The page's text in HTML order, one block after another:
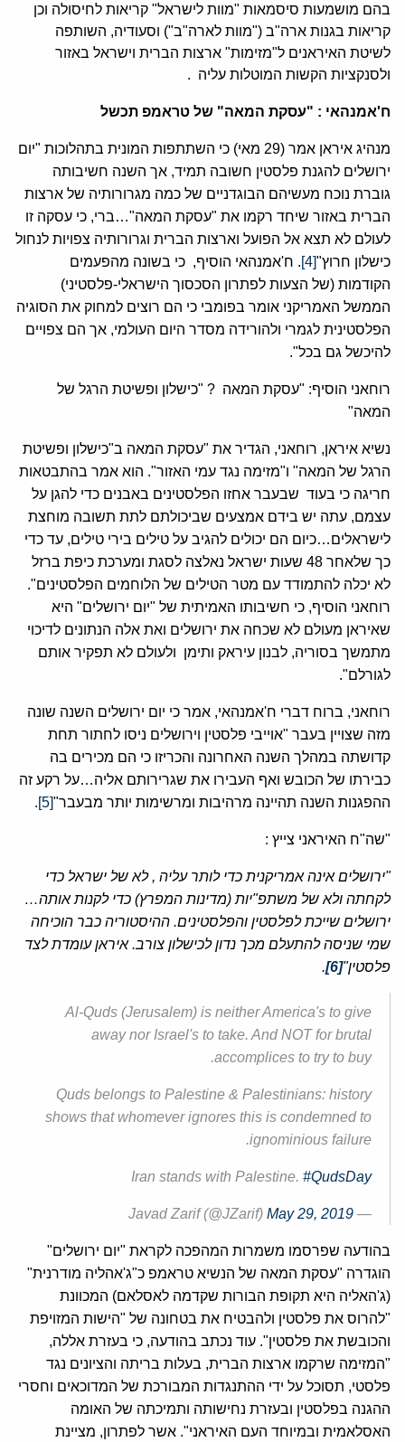
בהם מושמעות סיסמאות "מוות לישראל" קריאות לחיסולה וכן
קריאות בגנות ארה"ב ("מוות לארה"ב") וסעודיה, השותפה
לשיטת האיראנים ל"מזימות" ארצות הברית וישראל באזור
ולסנקציות הקשות המוטלות עליה .
ח'אמנהאי : "עסקת המאה" של טראמפ תכשל
מנהיג איראן אמר (29 מאי) כי השתתפות המונית בתהלוכות "יום
ירושלים להגנת פלסטין חשובה תמיד, אך השנה חשיבותה
גוברת נוכח מעשיהם הבוגדניים של כמה מגרורותיה של ארצות
הברית באזור שיחד רקמו את "עסקת המאה"…ברי, כי עסקה זו
לעולם לא תצא אל הפועל וארצות הברית וגרורותיה צפויות לנחול
כישלון חרוץ"[4]
. ח'אמנהאי הוסיף, כי בשונה מהפעמים
הקודמות (של הצעות לפתרון הסכסוך הישראלי-פלסטיני)
הממשל האמריקני אומר בפומבי כי הם רוצים למחוק את הסוגיה
הפלסטינית לגמרי ולהורידה מסדר היום העולמי, אך הם צפויים
להיכשל גם בכל".
רוחאני הוסיף: "עסקת המאה ? "כישלון ופשיטת הרגל של
המאה"
נשיא איראן, רוחאני, הגדיר את "עסקת המאה ב"כישלון ופשיטת
הרגל של המאה" ו"מזימה נגד עמי האזור". הוא אמר בהתבטאות
חריגה כי בעוד שבעבר אחזו הפלסטינים באבנים כדי להגן על
עצמם, עתה יש בידם אמצעים שביכולתם לתת תשובה מוחצת
לישראלים…כיום הם יכולים להגיב על טילים בירי טילים, עד כדי
כך שלאחר 48 שעות ישראל נאלצה לסגת ומערכת כיפת ברזל
לא יכלה להתמודד עם מטר הטילים של הלוחמים הפלסטינים".
רוחאני הוסיף, כי חשיבותו האמיתית של "יום ירושלים" היא
שאיראן מעולם לא שכחה את ירושלים ואת אלה הנתונים לדיכוי
מתמשך בסוריה, לבנון עיראק ותימן ולעולם לא תפקיר אותם
לגורלם".
רוחאני, ברוח דברי ח'אמנהאי, אמר כי יום ירושלים השנה שונה
מזה שצויין בעבר "אוייבי פלסטין וירושלים ניסו לחתור תחת
קדושתה במהלך השנה האחרונה והכריזו כי הם מכירים בה
כבירתו של הכובש ואף העבירו את שגרירותם אליה…על רקע זה
ההפגנות השנה תהיינה מרהיבות ומרשימות יותר מבעבר"[5]
.
"שה"ח האיראני צייץ :
"ירושלים אינה אמריקנית כדי לותר עליה , לא של ישראל כדי
לקחתה ולא של משתפ"יות (מדינות המפרץ) כדי לקנות אותה…
ירושלים שייכת לפלסטין והפלסטינים. ההיסטוריה כבר הוכיחה
שמי שניסה להתעלם מכך נדון לכישלון צורב. איראן עומדת לצד
פלסטין"[6]
.
Al-Quds (Jerusalem) is neither America's to give
away nor Israel's to take. And NOT for brutal
accomplices to try to buy.
Quds belongs to Palestine & Palestinians: history
shows that whomever ignores this is condemned to
ignominious failure.
Iran stands with Palestine. #QudsDay
— Javad Zarif (@JZarif)
May 29, 2019
בהודעה שפרסמו משמרות המהפכה לקראת "יום ירושלים"
הוגדרה "עסקת המאה של הנשיא טראמפ כ"ג'אהליה מודרנית"
(ג'האליה היא תקופת הבורות שקדמה לאסלאם) המכוונת
"להרוס את פלסטין ולהבטיח את בטחונה של "הישות המזויפת
והכובשת את פלסטין". עוד נכתב בהודעה, כי בעזרת אללה,
"המזימה שרקמו ארצות הברית, בעלות בריתה והציונים נגד
פלסטי, תסוכל על ידי ההתנגדות המבורכת של המדוכאים וחסרי
ההגנה בפלסטין ובעזרת נחישותה ותמיכתה של האומה
האסלאמית ובמיוחד העם האיראני". אשר לפתרון, מציינת